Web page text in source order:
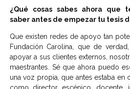
¿Qué cosas sabes ahora que
saber antes de empezar tu tesis
Que existen redes de apoyo tan
Fundación Carolina, que de
apoyar a sus clientes externos,
maestrantes. Sé que ahora puedo
una voz propia, que antes estaba en